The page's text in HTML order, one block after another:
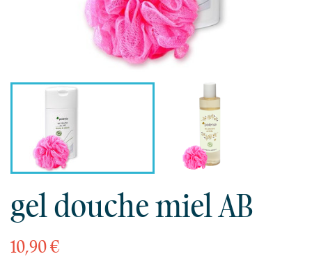
gel douche miel AB
10,90 €